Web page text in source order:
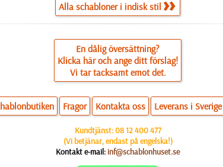
Alla schabloner i indisk stil
En dålig översättning?
Klicka här och ange ditt förslag!
Vi tar tacksamt emot det.
Fragor Kontakta oss Leverans i Sverige
Kundtjänst:08 12 400 477
(Vi betjänar, endast på engelska!)
Kontakt e-mail: inf@schablonhuset.se